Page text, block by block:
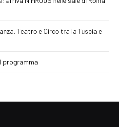
Teatro e Circo tra la Tuscia e
programma